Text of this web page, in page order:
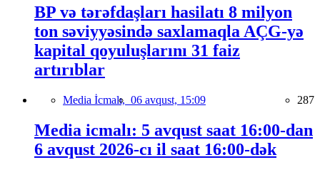
BP və tərəfdaşları hasilatı 8 milyon
ton səviyyəsində saxlamaqla AÇG-yə
kapital qoyuluşlarını 31 faiz
artırıblar
Media İcmalı, 06 avqust, 15:09 287
Media icmalı: 5 avqust saat 16:00-dan
6 avqust 2026-cı il saat 16:00-dək